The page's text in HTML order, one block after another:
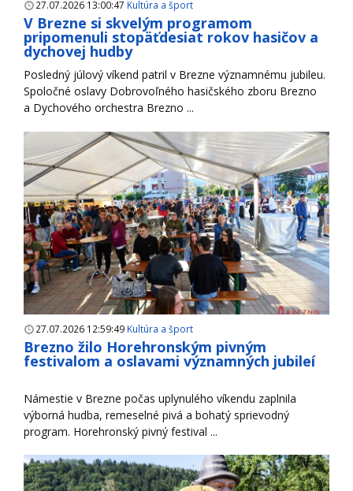
27.07.2026 13:00:47 Kultúra a šport
V Brezne si skvelým programom
pripomenuli stopäťdesiat rokov hasičov a
dychovej hudby
Posledný júlový víkend patril v Brezne významnému jubileu.
Spoločné oslavy Dobrovoľného hasičského zboru Brezno
a Dychového orchestra Brezno ...
27.07.2026 12:59:49 Kultúra a šport
Brezno žilo Horehronským pivným
festivalom a oslavami významných jubileí
Námestie v Brezne počas uplynulého víkendu zaplnila
výborná hudba, remeselné pivá a bohatý sprievodný
program. Horehronský pivný festival ...